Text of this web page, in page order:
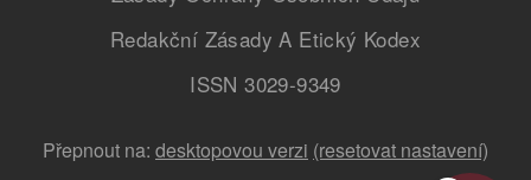
Redakční Zásady A Etický Kodex
ISSN 3029-9349
Přepnout na: desktopovou verzi (resetovat nastavení)